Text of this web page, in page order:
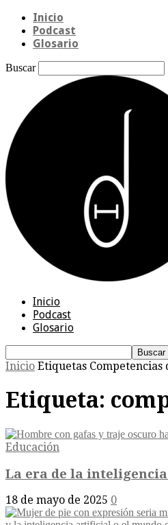
Inicio
Podcast
Glosario
Buscar
Inicio
Podcast
Glosario
Inicio Etiquetas Competencias
Etiqueta:
Educación
La era de la
18 de mayo de 2025 0